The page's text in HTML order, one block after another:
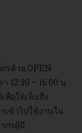
รด้วย OPEN
า 12.30 – 16.00 น.
พื่อให้เห็นถึง
ข้าไปใช้งานใน
กรผู้มี